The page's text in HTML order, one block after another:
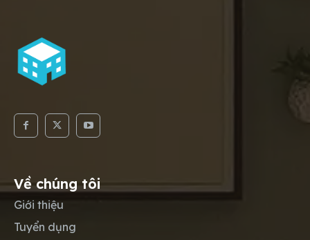
Về chúng tôi
Giới thiệu
Tuyển dụng